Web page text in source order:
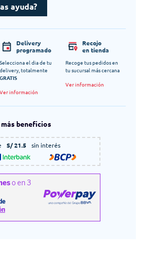
ayuda?
Delivery
programado
Selecciona el dia de tu
delivery, totalmente
GRATIS
Ver información
Recojo
en tienda
Recoge tus pedidos en
tu sucursal más cercana
Ver información
beneficios
S/ 21.5 sin interés